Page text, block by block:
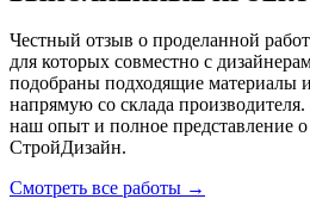
Честный отзыв о проделанной
для которых совместно с
подобраны подходящие материалы
напрямую со склада
наш опыт и полное представление
СтройДизайн.
Смотреть все работы →